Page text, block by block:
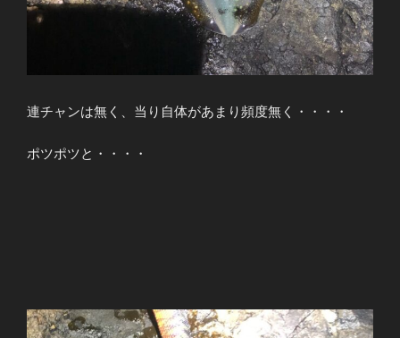
連チャンは無く、当り自体があまり頻度無く・・・・
ポツポツと・・・・